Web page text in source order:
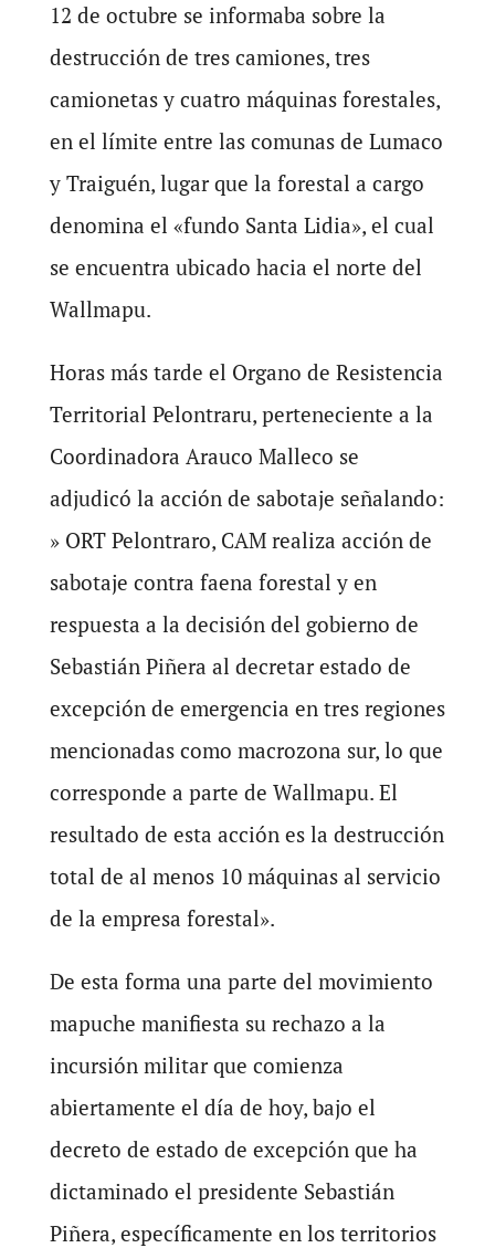
12 de octubre se informaba sobre la
destrucción de tres camiones, tres
camionetas y cuatro máquinas forestales,
en el límite entre las comunas de Lumaco
y Traiguén, lugar que la forestal a cargo
denomina el «fundo Santa Lidia», el cual
se encuentra ubicado hacia el norte del
Wallmapu.
Horas más tarde el Organo de Resistencia
Territorial Pelontraru, perteneciente a la
Coordinadora Arauco Malleco se
adjudicó la acción de sabotaje señalando:
» ORT Pelontraro, CAM realiza acción de
sabotaje contra faena forestal y en
respuesta a la decisión del gobierno de
Sebastián Piñera al decretar estado de
excepción de emergencia en tres regiones
mencionadas como macrozona sur, lo que
corresponde a parte de Wallmapu. El
resultado de esta acción es la destrucción
total de al menos 10 máquinas al servicio
de la empresa forestal».
De esta forma una parte del movimiento
mapuche manifiesta su rechazo a la
incursión militar que comienza
abiertamente el día de hoy, bajo el
decreto de estado de excepción que ha
dictaminado el presidente Sebastián
Piñera, específicamente en los territorios